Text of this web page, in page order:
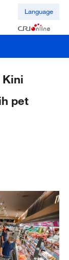
Language
Kini
pet